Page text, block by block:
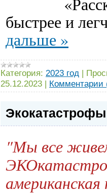
быстрее и
дальше »
Категория: 2023 год |
25.12.2023 | Комментарии
Экокатастрофы
"Мы все